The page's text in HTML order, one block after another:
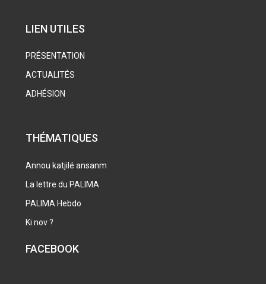
LIEN UTILES
PRÉSENTATION
ACTUALITÉS
ADHÉSION
THÉMATIQUES
Annou katjilé ansanm
La lettre du PALIMA
PALIMA Hebdo
Ki nov ?
FACEBOOK